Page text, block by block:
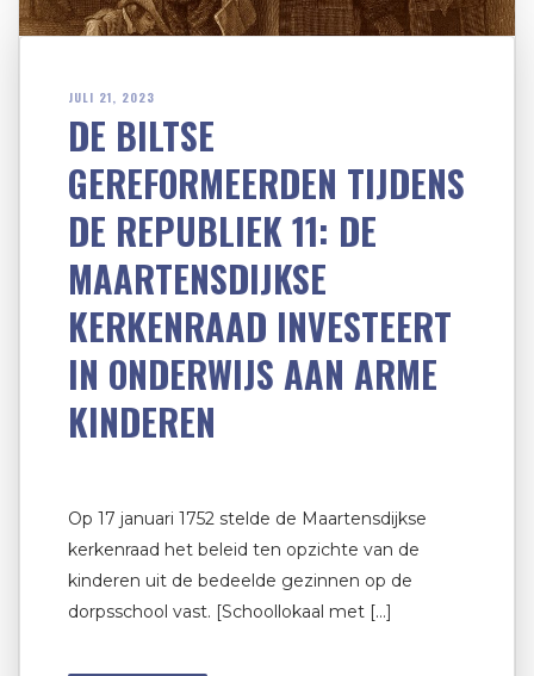
JULI 21, 2023
DE BILTSE
GEREFORMEERDEN TIJDENS
DE REPUBLIEK 11: DE
MAARTENSDIJKSE
KERKENRAAD INVESTEERT
IN ONDERWIJS AAN ARME
KINDEREN
Op 17 januari 1752 stelde de Maartensdijkse
kerkenraad het beleid ten opzichte van de
kinderen uit de bedeelde gezinnen op de
dorpsschool vast. [Schoollokaal met […]